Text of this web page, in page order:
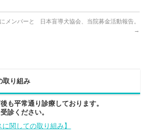
メンバーと
日本盲導犬協会、当院募金活動報告。
→
取り組み
も平常通り診療しております。
診ください。
関しての取り組み】